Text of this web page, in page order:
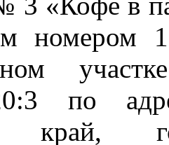
номером
по
край,